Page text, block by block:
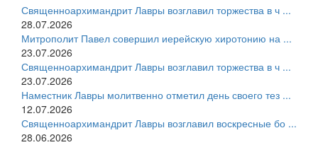
Священноархимандрит Лавры возглавил торжества в ч ...
28.07.2026
Митрополит Павел совершил иерейскую хиротонию на ...
23.07.2026
Священноархимандрит Лавры возглавил торжества в ч ...
23.07.2026
Наместник Лавры молитвенно отметил день своего тез ...
12.07.2026
Священноархимандрит Лавры возглавил воскресные бо ...
28.06.2026